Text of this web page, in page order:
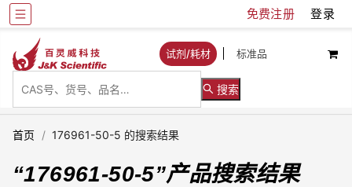
免费注册 登录
试剂/耗材 标准品
搜索
首页 / 176961-50-5 的搜索结果
“176961-50-5”产品搜索结果